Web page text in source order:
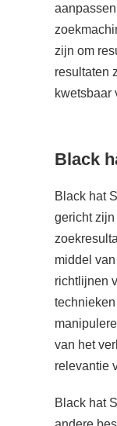
zijn om
resultaten
kwetsbaar
Black
Black hat
gericht
middel
richtlijnen
van het
relevantie
Black hat